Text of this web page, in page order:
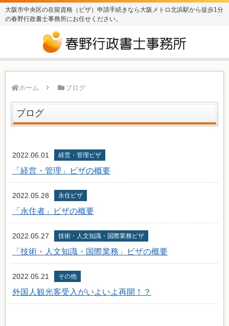
大阪市中央区の在留資格（ビザ）申請手続きなら大阪メトロ北浜駅から徒歩1分
の春野行政書士事務所にお任せください。
ホーム ブログ
ブログ
2022.06.01 経営・管理ビザ
「経営・管理」ビザの概要
2022.05.28 永住ビザ
「永住者」ビザの概要
2022.05.27 技術・人文知識・国際業務ビザ
「技術・人文知識・国際業務」ビザの概要
2022.05.21 その他
外国人観光客受入がいよいよ再開！？